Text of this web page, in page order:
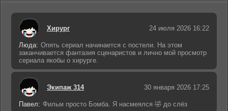
Хирург 24 июля 2026 16:22
Люда: Опять сериал начинается с постели. На этом
заканчивается фантазия сценаристов и лично мой просмотр
сериала якобы о хирурге.
Экипаж 314 30 января 2026 17:25
Павел: Фильм просто Бомба. Я насмеялся 🤣 до слёз